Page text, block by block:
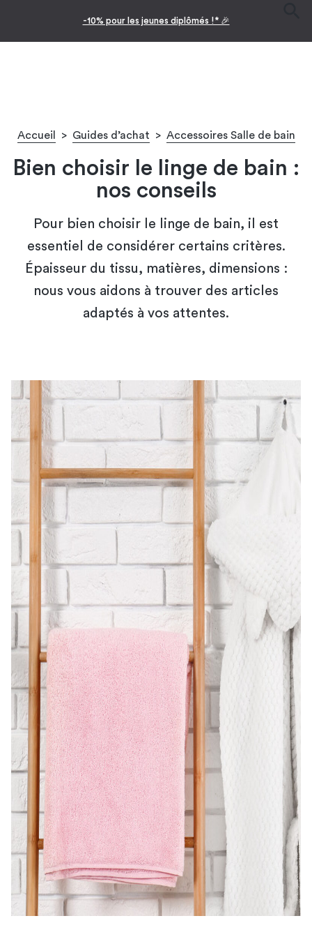
-10% pour les jeunes diplômés !* 🎉
Accueil > Guides d’achat > Accessoires Salle de bain
Bien choisir le linge de bain :
nos conseils
Pour bien choisir le linge de bain, il est
essentiel de considérer certains critères.
Épaisseur du tissu, matières, dimensions :
nous vous aidons à trouver des articles
adaptés à vos attentes.